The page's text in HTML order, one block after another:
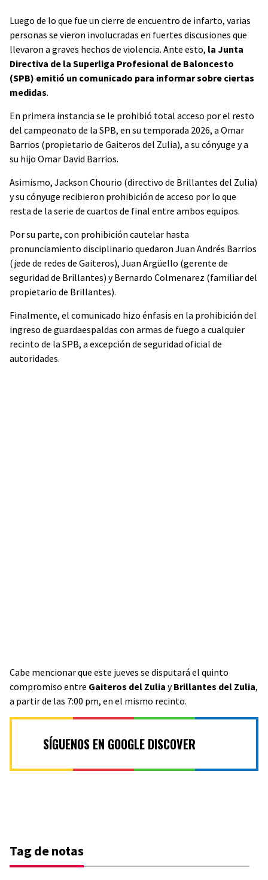
Luego de lo que fue un cierre de encuentro de infarto, varias
personas se vieron involucradas en fuertes discusiones que
llevaron a graves hechos de violencia. Ante esto, la Junta
Directiva de la Superliga Profesional de Baloncesto
(SPB) emitió un comunicado para informar sobre ciertas
medidas.
En primera instancia se le prohibió total acceso por el resto
del campeonato de la SPB, en su temporada 2026, a Omar
Barrios (propietario de Gaiteros del Zulia), a su cónyuge y a
su hijo Omar David Barrios.
Asimismo, Jackson Chourio (directivo de Brillantes del Zulia)
y su cónyuge recibieron prohibición de acceso por lo que
resta de la serie de cuartos de final entre ambos equipos.
Por su parte, con prohibición cautelar hasta
pronunciamiento disciplinario quedaron Juan Andrés Barrios
(jede de redes de Gaiteros), Juan Argüello (gerente de
seguridad de Brillantes) y Bernardo Colmenarez (familiar del
propietario de Brillantes).
Finalmente, el comunicado hizo énfasis en la prohibición del
ingreso de guardaespaldas con armas de fuego a cualquier
recinto de la SPB, a excepción de seguridad oficial de
autoridades.
Cabe mencionar que este jueves se disputará el quinto
compromiso entre Gaiteros del Zulia yBrillantes del Zulia,
a partir de las 7:00 pm, en el mismo recinto.
SÍGUENOS EN GOOGLE DISCOVER
Tag de notas